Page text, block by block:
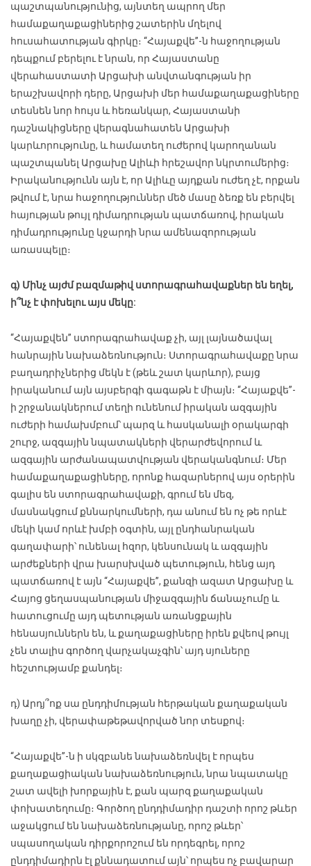
պաշտպանությունից, այնտեղ ապրող մեր
համաքաղաքացիներից շատերին մղելով
հուսահատության գիրկը։ “Հայաքվե”-ն հաջողության
դեպքում բերելու է նրան, որ Հայաստանը
վերահաստատի Արցախի անվտանգության իր
երաշխավորի դերը, Արցախի մեր համաքաղաքացիները
տեսնեն նոր հույս և հեռանկար, Հայաստանի
դաշնակիցները վերագնահատեն Արցախի
կարևորությունը, և համատեղ ուժերով կարողանան
պաշտպանել Արցախը Ալիևի հրեշավոր նկրտումերից։
Իրականությունն այն է, որ Ալիևը այդքան ուժեղ չէ, որքան
թվում է, նրա հաջողություններ մեծ մասը ձեռք են բերվել
հայության թույլ դիմադրության պատճառով, իրական
դիմադրությունը կջարդի նրա ամենազորության
առասպելը։
գ) Մինչ այժմ բազմաթիվ ստորագրահավաքներ են եղել,
ի՞նչ է փոխելու այս մեկը:
“Հայաքվեն” ստորագրահավաք չի, այլ լայնածավալ
հանրային նախաձեռնություն։ Ստորագրահավաքը նրա
բաղադրիչներից մեկն է (թեև շատ կարևոր), բայց
իրականում այն այսբերգի գագաթն է միայն։ “Հայաքվե”-
ի շրջանակներում տեղի ունենում իրական ազգային
ուժերի համախմբում՝ պարզ և հասկանալի օրակարգի
շուրջ, ազգային նպատակների վերարժեվորում և
ազգային արժանապատվության վերականգնում։ Մեր
համաքաղաքացիները, որոնք հազարներով այս օրերին
գալիս են ստորագրահավաքի, գրում են մեզ,
մասնակցում քննարկումների, դա անում են ոչ թե որևէ
մեկի կամ որևէ խմբի օգտին, այլ ընդհանրական
գաղափարի՝ ունենալ հզոր, կենսունակ և ազգային
արժեքների վրա խարսխված պետություն, հենց այդ
պատճառով է այն “Հայաքվե”, քանզի ազատ Արցախը և
Հայոց ցեղասպանության միջազգային ճանաչումը և
հատուցումը այդ պետության առանցքային
հենասյուններն են, և քաղաքացիները իրեն քվեով թույլ
չեն տալիս գործող վարչակաչգին՝ այդ սյուները
հեշտությամբ քանդել։
դ) Արդյ՞ոք սա ընդդիմության հերթական քաղաքական
խաղը չի, վերափաթեթավորված նոր տեսքով։
“Հայաքվե”-ն ի սկզբանե նախաձեռնվել է որպես
քաղաքացիական նախաձեռնություն, նրա նպատակը
շատ ավելի խորքային է, քան պարզ քաղաքական
փոխատեղումը։ Գործող ընդդիմադիր դաշտի որոշ թևեր
աջակցում են նախաձեռնությանը, որոշ թևեր՝
սպասողական դիրքորոշում են որդեգրել, որոշ
ընդդիմադիրն էլ քննադատում այն՝ որպես ոչ բավարար